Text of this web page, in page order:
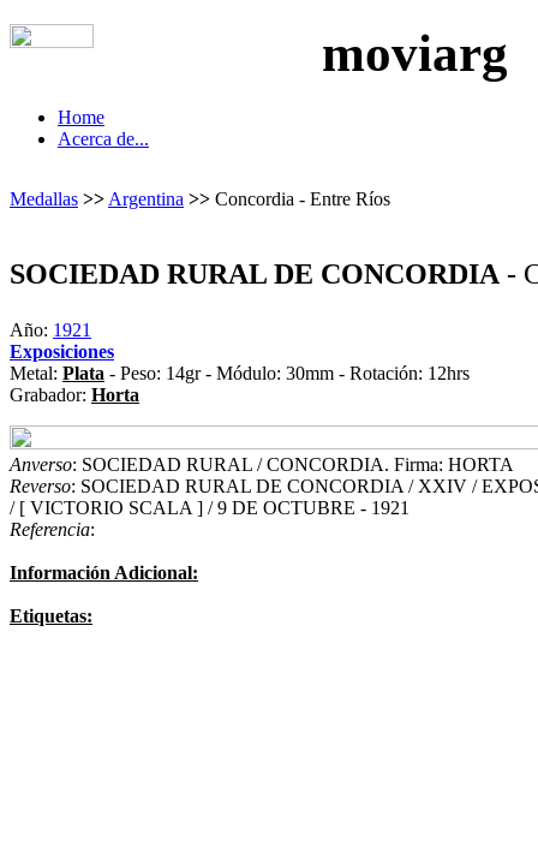
moviarg
Home
Acerca de...
Medallas >> Argentina >> Concordia - Entre Ríos
SOCIEDAD RURAL DE CONCORDIA -
Año: 1921
Exposiciones
Metal: Plata - Peso: 14gr - Módulo: 30mm - Rotación: 12hrs
Grabador: Horta
Anverso: SOCIEDAD RURAL / CONCORDIA. Firma: HORTA
Reverso: SOCIEDAD RURAL DE CONCORDIA / XXIV /
/ [ VICTORIO SCALA ] / 9 DE OCTUBRE - 1921
Referencia:
Información Adicional:
Etiquetas: